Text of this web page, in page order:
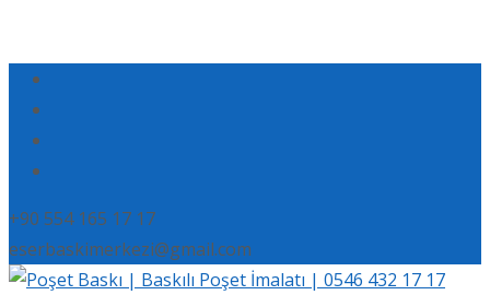
+90 554 165 17 17
eserbaskimerkezi@gmail.com